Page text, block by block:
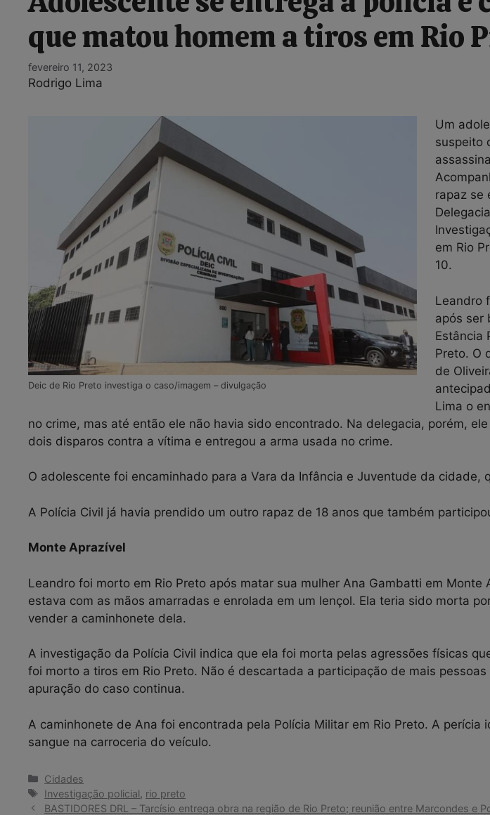
que matou homem a tiros em Rio
fevereiro 11, 2023
Rodrigo Lima
Deic de Rio Preto investiga o caso/imagem – divulgação
Um
suspeito
rapaz se
em Rio
10.
Leandro
após ser
Estância
Preto. O
de
Lima o
no crime, mas até então ele não havia sido encontrado. Na delegacia, porém,
dois disparos contra a vítima e entregou a arma usada no crime.
O adolescente foi encaminhado para a Vara da Infância e Juventude da cidade,
A Polícia Civil já havia prendido um outro rapaz de 18 anos que também
Monte Aprazível
Leandro foi morto em Rio Preto após matar sua mulher Ana Gambatti em Monte
estava com as mãos amarradas e enrolada em um lençol. Ela teria sido morta
vender a caminhonete dela.
A investigação da Polícia Civil indica que ela foi morta pelas agressões físicas
foi morto a tiros em Rio Preto. Não é descartada a participação de mais
apuração do caso continua.
A caminhonete de Ana foi encontrada pela Polícia Militar em Rio Preto. A perícia
sangue na carroceria do veículo.
Categorias
Cidades
Tags
Investigação policial, rio preto
BASTIDORES DRL – Tarcísio entrega obra na região de Rio Preto; reunião entre Marcondes e